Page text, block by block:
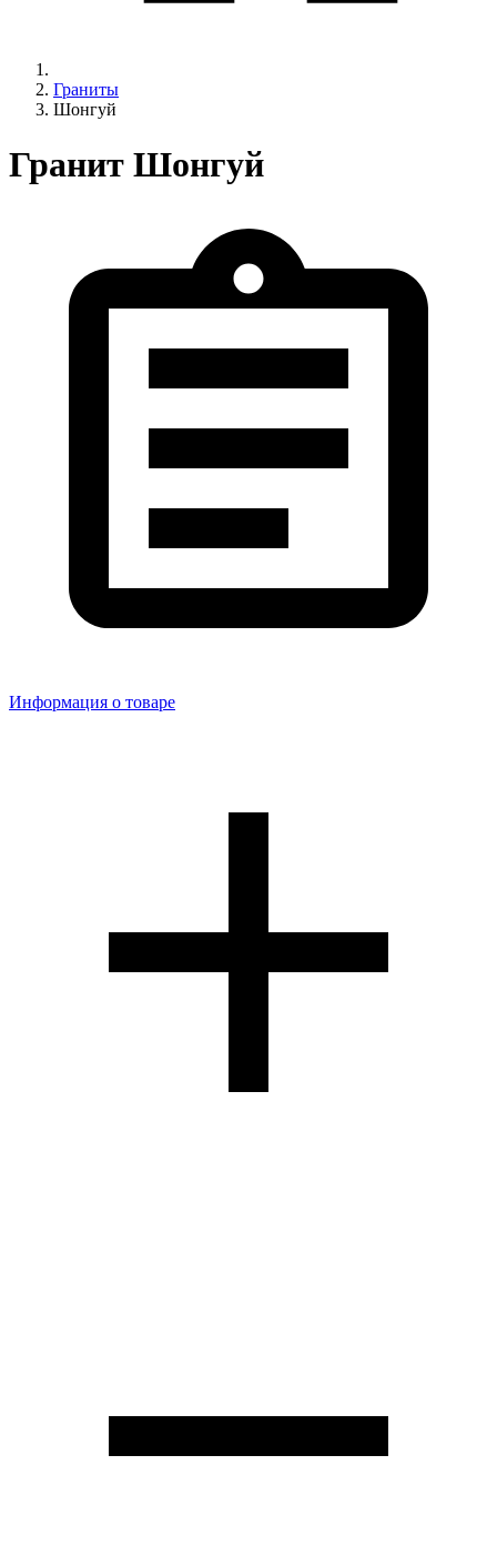
Граниты
Шонгуй
Гранит Шонгуй
Информация о товаре